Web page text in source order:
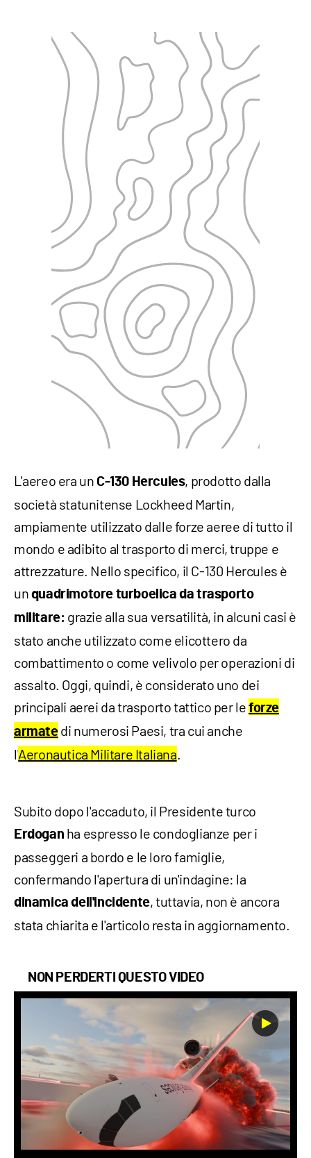
L'aereo era un C-130 Hercules, prodotto dalla
società statunitense Lockheed Martin,
ampiamente utilizzato dalle forze aeree di tutto il
mondo e adibito al trasporto di merci, truppe e
attrezzature. Nello specifico, il C-130 Hercules è
un quadrimotore turboelica da trasporto
militare: grazie alla sua versatilità, in alcuni casi è
stato anche utilizzato come elicottero da
combattimento o come velivolo per operazioni di
assalto. Oggi, quindi, è considerato uno dei
principali aerei da trasporto tattico per leforze
armatedi numerosi Paesi, tra cui anche
l'Aeronautica Militare Italiana.
Subito dopo l'accaduto, il Presidente turco
Erdogan ha espresso le condoglianze per i
passeggeri a bordo e le loro famiglie,
confermando l'apertura di un'indagine: la
dinamica dell'incidente, tuttavia, non è ancora
stata chiarita e l'articolo resta in aggiornamento.
NON PERDERTI QUESTO VIDEO